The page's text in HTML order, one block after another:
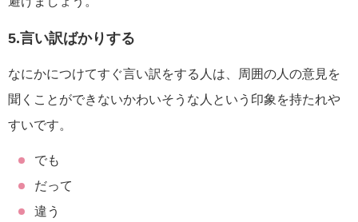
5.言い訳ばかりする
なにかにつけてすぐ言い訳をする人は、周囲の人の意見を
聞くことができないかわいそうな人という印象を持たれや
すいです。
でも
だって
違う